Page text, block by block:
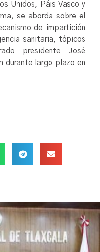
Unidos, Páis Vasco y
se aborda sobre el
de impartición
sanitaria, tópicos
presidente José
durante largo plazo en